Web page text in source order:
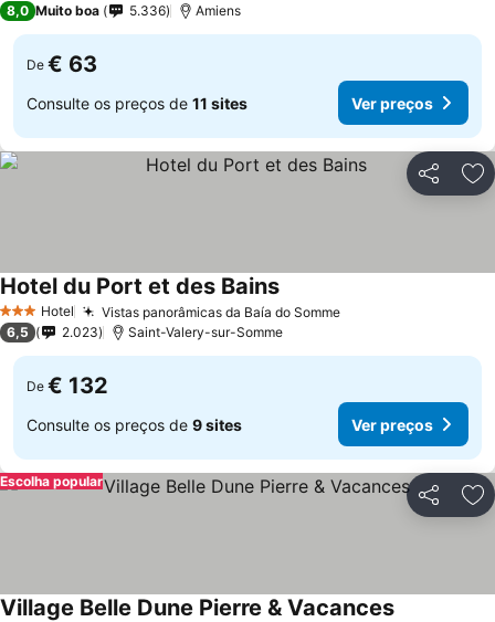
8,0 Muito boa 5.336 Amiens
De € 63
Consulte os preços de 11 sites Ver preços
Partilhar
3 EstrelasHotel Vistas panorâmicas da Baía do Somme
Hotel du Port et des Bains
6,5 2.023 Saint-Valery-sur-Somme
De € 132
Consulte os preços de 9 sites Ver preços
Partilhar
Escolha popular
Village Belle Dune Pierre & Vacances